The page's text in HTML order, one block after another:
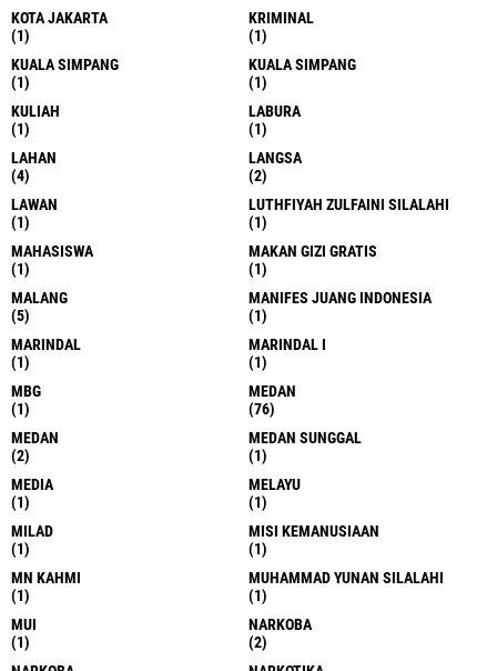
KOTA JAKARTA
(1)
KRIMINAL
(1)
KUALA SIMPANG
(1)
KUALA SIMPANG
(1)
KULIAH
(1)
LABURA
(1)
LAHAN
(4)
LANGSA
(2)
LAWAN
(1)
LUTHFIYAH ZULFAINI SILALAHI
(1)
MAHASISWA
(1)
MAKAN GIZI GRATIS
(1)
MALANG
(5)
MANIFES JUANG INDONESIA
(1)
MARINDAL
(1)
MARINDAL I
(1)
MBG
(1)
MEDAN
(76)
MEDAN
(2)
MEDAN SUNGGAL
(1)
MEDIA
(1)
MELAYU
(1)
MILAD
(1)
MISI KEMANUSIAAN
(1)
MN KAHMI
(1)
MUHAMMAD YUNAN SILALAHI
(1)
MUI
(1)
NARKOBA
(2)